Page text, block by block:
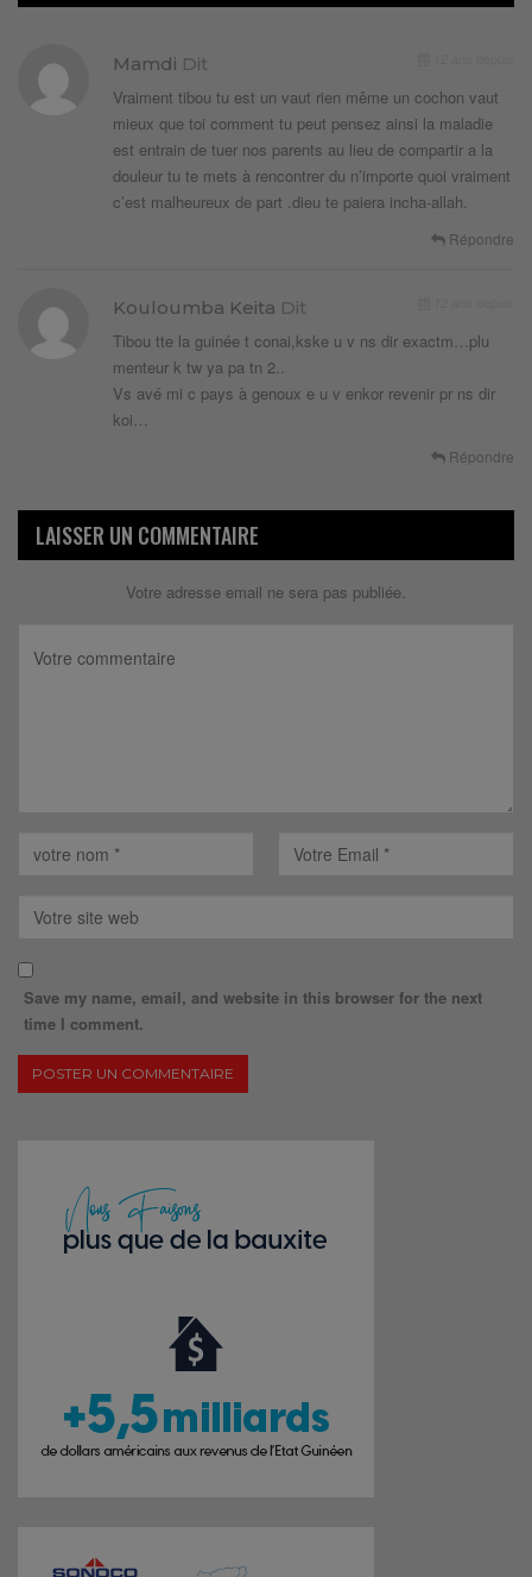
Mamdi Dit
Vraiment tibou tu est un vaut rien même un cochon vaut
mieux que toi comment tu peut pensez ainsi la maladie
est entrain de tuer nos parents au lieu de compartir a la
douleur tu te mets à rencontrer du n’importe quoi vraiment
c’est malheureux de part .dieu te paiera incha-allah.
Répondre
Kouloumba Keita Dit
Tibou tte la guinée t conai,kske u v ns dir exactm…plu
menteur k tw ya pa tn 2..
Vs avé mi c pays à genoux e u v enkor revenir pr ns dir
koi…
Répondre
LAISSER UN COMMENTAIRE
Votre adresse email ne sera pas publiée.
Save my name, email, and website in this browser for the next
time I comment.